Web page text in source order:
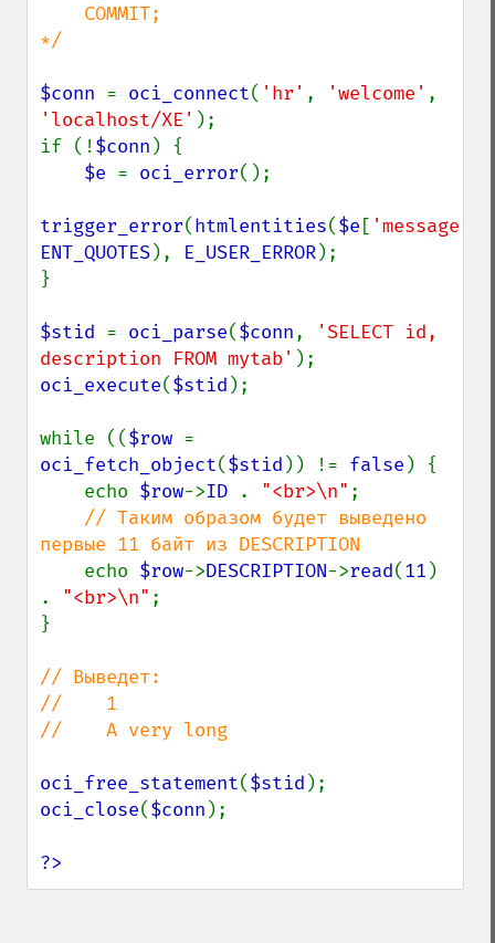
*/
$conn = oci_connect( 'hr' , 'welcome'
'localhost/XE' );
if (!$conn ) {
$e = oci_error();
trigger_error(htmlentities($e [ 'message'
ENT_QUOTES), E_USER_ERROR);
}
$stid = oci_parse($conn,
'SELECT id,
description FROM mytab'
oci_execute($stid );
while (($row
oci_fetch_object($stid )) != false ) {
    echo
$row->ID . "<br>\n" ;
// Таким образом будет выведено
первые 11 байт из DESCRIPTION
echo $row->DESCRIPTION->read(11 )
. "<br>\n" ;
}
// Выведет:
//    1
//    A very long
oci_free_statement($stid
oci_close($conn );
?>